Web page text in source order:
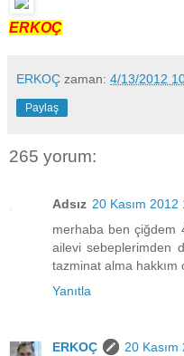
ERKOÇ
ERKOÇ zaman: 4/13/2012
Paylaş
265 yorum:
Adsız 20 Kasım 2012
merhaba ben çiğdem
ailevi sebeplerimden
tazminat alma hakkım
Yanıtla
ERKOÇ 20